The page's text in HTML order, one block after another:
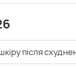
після